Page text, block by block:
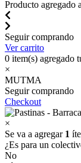
Producto agregado
Seguir comprando
Ver carrito
0 item(s) agregado
×
MUTMA
Seguir comprando
Checkout
×
Se va a agregar 1
¿Es para un
No